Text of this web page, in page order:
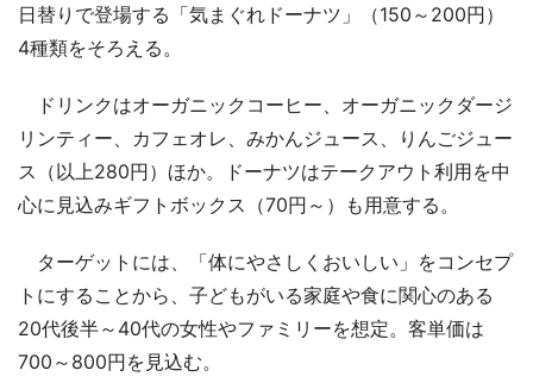
日替りで登場する「気まぐれドーナツ」（150～200円）
4種類をそろえる。
ドリンクはオーガニックコーヒー、オーガニックダージ
リンティー、カフェオレ、みかんジュース、りんごジュー
ス（以上280円）ほか。ドーナツはテークアウト利用を中
心に見込みギフトボックス（70円～）も用意する。
ターゲットには、「体にやさしくおいしい」をコンセプ
トにすることから、子どもがいる家庭や食に関心のある
20代後半～40代の女性やファミリーを想定。客単価は
700～800円を見込む。